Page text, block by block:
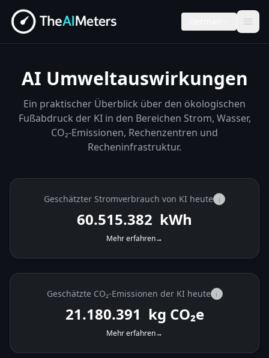
AI Umweltauswirkungen
Ein praktischer Überblick über den ökologischen
Fußabdruck der KI in den Bereichen Strom, Wasser,
CO₂-Emissionen, Rechenzentren und
Recheninfrastruktur.
Geschätzter Stromverbrauch von KI heute i
60.516.504 kWh
Mehr erfahren→
Geschätzte CO₂-Emissionen der KI heute i
21.180.784 kg CO₂e
Mehr erfahren→